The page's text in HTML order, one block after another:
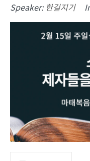
Speaker: 한길지기